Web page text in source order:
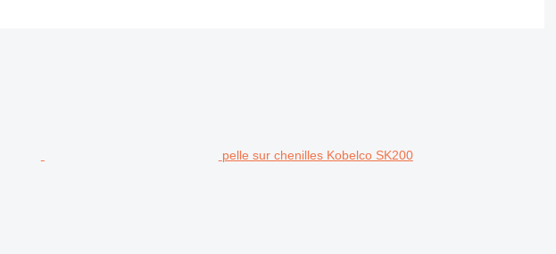
pelle sur chenilles Kobelco SK200